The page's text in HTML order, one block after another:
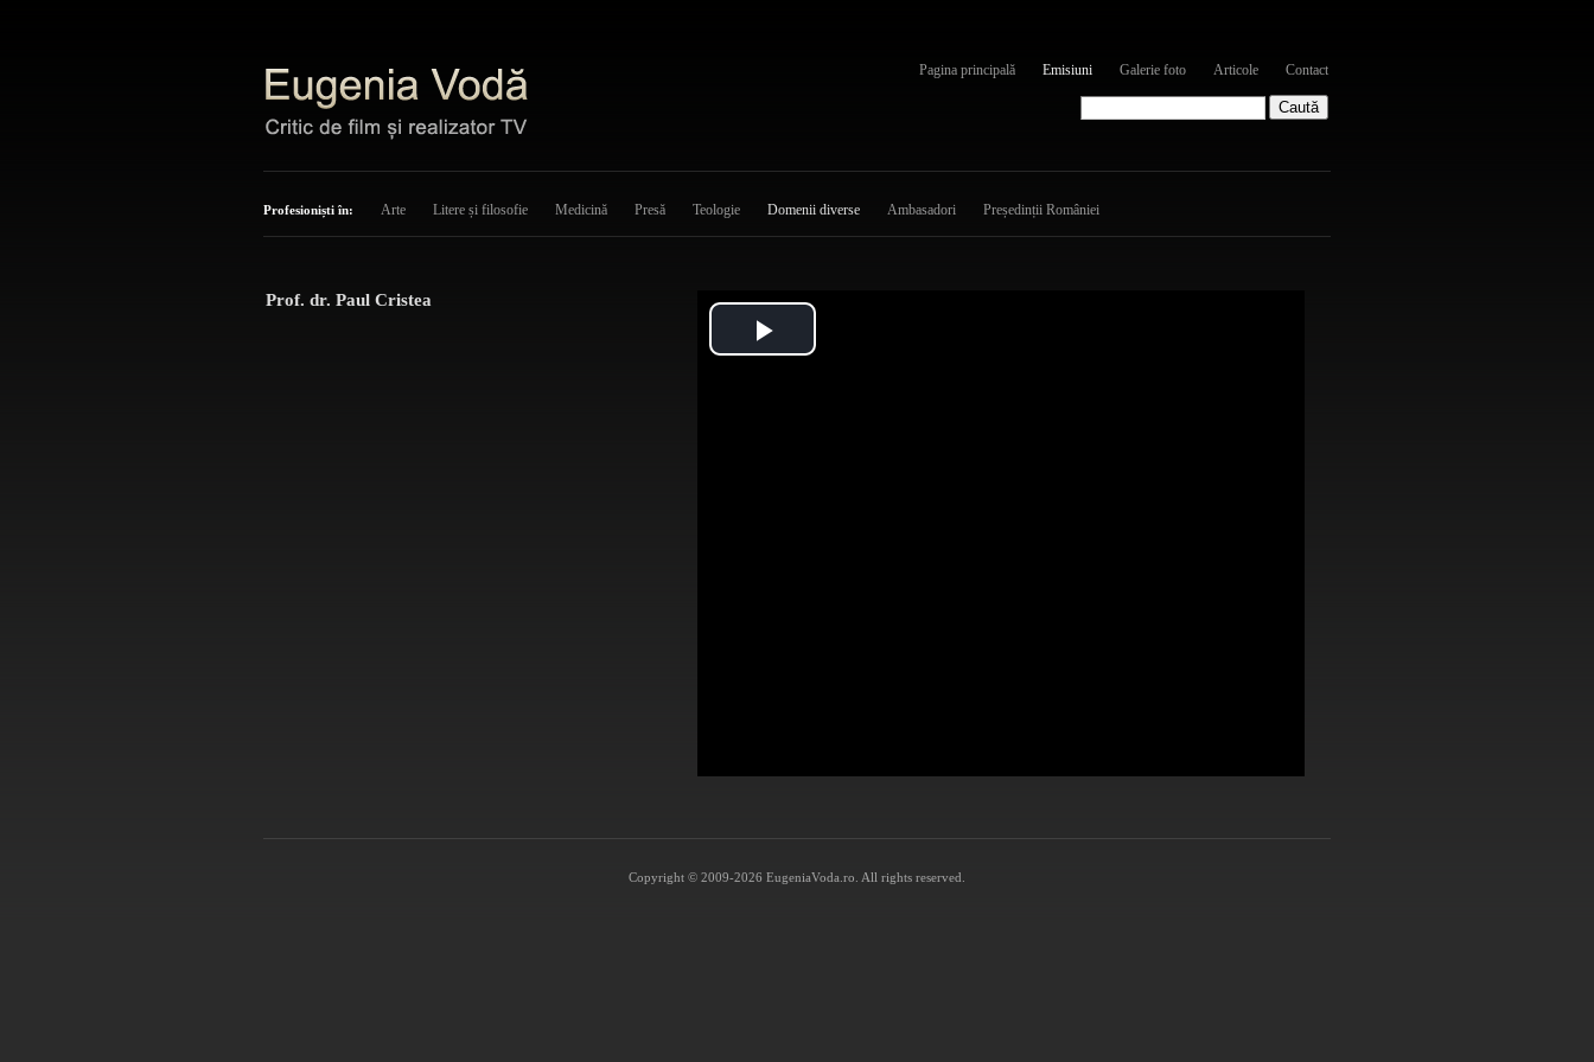
Pagina principală Emisiuni Galerie foto Articole Contact
Profesioniști în: Arte Litere și filosofie Medicină Presă Teologie Domenii diverse Ambasadori Președinții României
Prof. dr. Paul Cristea
Play
Copyright © 2009-2026 EugeniaVoda.ro. All rights reserved.